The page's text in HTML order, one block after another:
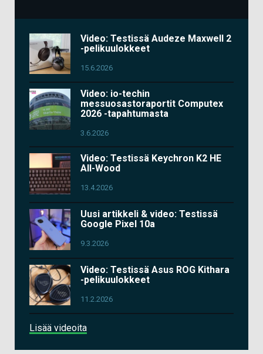
Video: Testissä Audeze Maxwell 2
-pelikuulokkeet
15.6.2026
Video: io-techin
messuosastoraportit Computex
2026 -tapahtumasta
3.6.2026
Video: Testissä Keychron K2 HE
All-Wood
13.4.2026
Uusi artikkeli & video: Testissä
Google Pixel 10a
9.3.2026
Video: Testissä Asus ROG Kithara
-pelikuulokkeet
11.2.2026
Lisää videoita